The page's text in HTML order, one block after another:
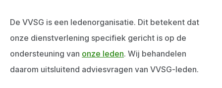
De VVSG is een ledenorganisatie. Dit betekent dat
onze dienstverlening specifiek gericht is op de
ondersteuning van onze leden. Wij behandelen
daarom uitsluitend adviesvragen van VVSG-leden.